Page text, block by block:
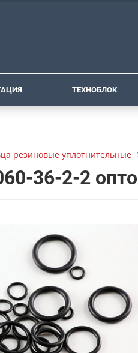
ТЕХНОБЛОК
резиновые уплотнительные
36-2-2